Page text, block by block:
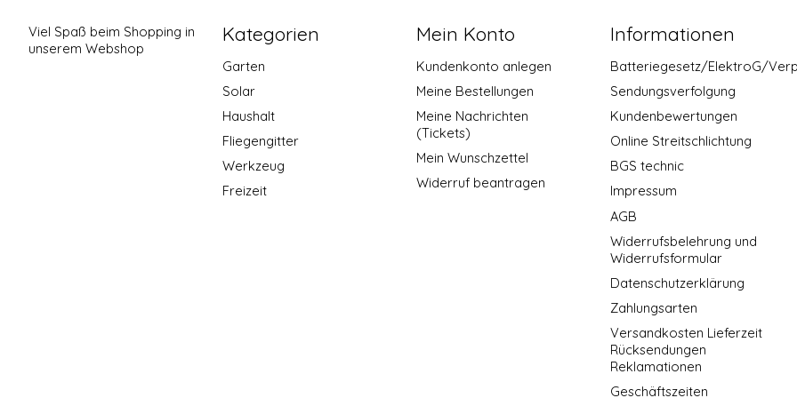
Viel Spaß beim Shopping in
unserem Webshop
Kategorien
Garten
Solar
Haushalt
Fliegengitter
Werkzeug
Freizeit
Mein Konto
Kundenkonto anlegen
Meine Bestellungen
Meine Nachrichten
(Tickets)
Mein Wunschzettel
Widerruf beantragen
Informationen
Batteriegesetz/ElektroG/
Sendungsverfolgung
Kundenbewertungen
Online Streitschlichtung
BGS technic
Impressum
AGB
Widerrufsbelehrung und
Widerrufsformular
Datenschutzerklärung
Zahlungsarten
Versandkosten Lieferzeit
Rücksendungen
Reklamationen
Geschäftszeiten